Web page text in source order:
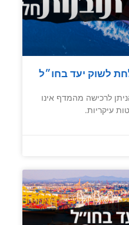
לשוק יעד בחו״ל
לרכישה מהמדף אינו
עיקריות.